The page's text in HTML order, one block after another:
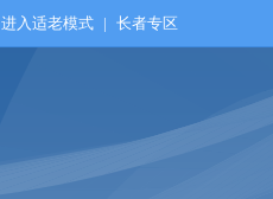
进入适老模式 | 长者专区